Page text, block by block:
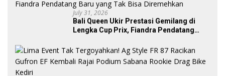
July 31, 2026
Bali Queen Ukir Prestasi Gemilang di
Lengka Cup Prix, Fiandra Pendatang